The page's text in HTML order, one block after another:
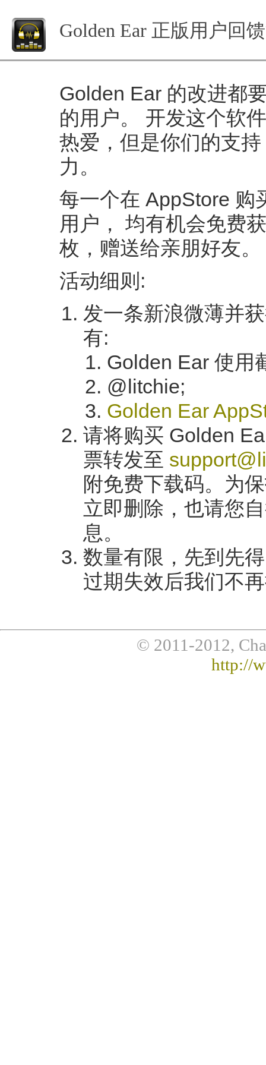
Golden Ear 正版用户回
Golden Ear 的改进都
的用户。 开发这个软
热爱，但是你们的支
力。
每一个在 AppStore 购
用户， 均有机会免费
枚，赠送给亲朋好友。
活动细则:
发一条新浪微薄并
有:
Golden Ear 使用
@litchie;
Golden Ear
请将购买 Golden
票转发至
附免费下载码。为
立即删除，也请您
息。
数量有限，先到先
过期失效后我们不
© 2011-2012,
http://